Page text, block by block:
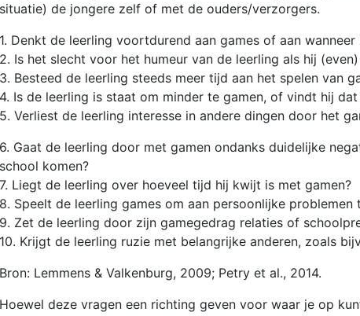
situatie) de jongere zelf of met de ouders/verzorgers.
1. Denkt de leerling voortdurend aan games of aan wanneer
2. Is het slecht voor het humeur van de leerling als hij
3. Besteed de leerling steeds meer tijd aan het spelen van
4. Is de leerling is staat om minder te gamen, of vindt hij
5. Verliest de leerling interesse in andere dingen door het
6. Gaat de leerling door met gamen ondanks duidelijke
school komen?
7. Liegt de leerling over hoeveel tijd hij kwijt is met gamen?
8. Speelt de leerling games om aan persoonlijke problemen
9. Zet de leerling door zijn gamegedrag relaties of
10. Krijgt de leerling ruzie met belangrijke anderen, zoals
Bron: Lemmens & Valkenburg, 2009; Petry et al., 2014.
Hoewel deze vragen een richting geven voor waar je op